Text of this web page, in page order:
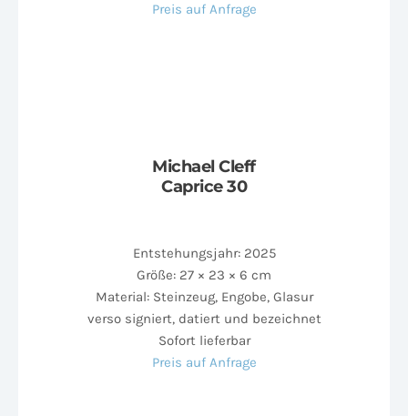
Preis auf Anfrage
Michael Cleff
Caprice 30
Entstehungsjahr: 2025
Größe: 27 × 23 × 6 cm
Material: Steinzeug, Engobe, Glasur
verso signiert, datiert und bezeichnet
Sofort lieferbar
Preis auf Anfrage